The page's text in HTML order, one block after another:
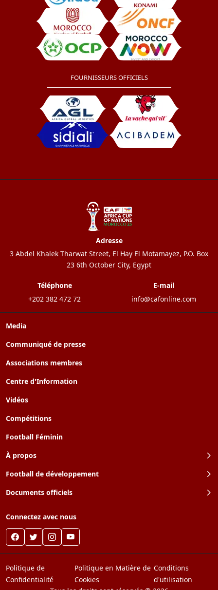
FOURNISSEURS OFFICIELS
Media
Communiqué de presse
Associations membres
Centre d'Information
Vidéos
Compétitions
Football Féminin
À propos
Football de développement
Documents officiels
Connectez avec nous
Adresse
3 Abdel Khalek Tharwat Street, El Hay El Motamayez, P.O. Box
23 6th October City, Egypt
Téléphone
+202 382 472 72
E-mail
info@cafonline.com
Politique de
Confidentialité
Politique en Matière de
Cookies
Conditions
d'utilisation